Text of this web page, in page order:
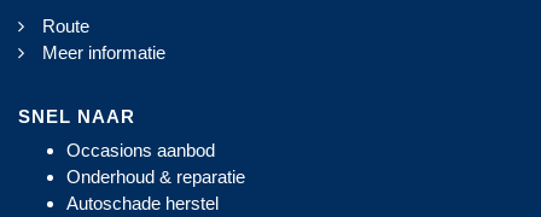
Route
Meer informatie
SNEL NAAR
Occasions aanbod
Onderhoud & reparatie
Autoschade herstel